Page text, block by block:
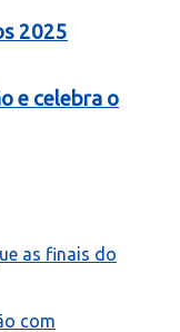
2025
e celebra o